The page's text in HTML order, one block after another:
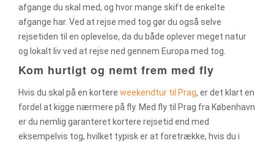
afgange du skal med, og hvor mange skift de enkelte
afgange har. Ved at rejse med tog gør du også selve
rejsetiden til en oplevelse, da du både oplever meget natur
og lokalt liv ved at rejse ned gennem Europa med tog.
Kom hurtigt og nemt frem med fly
Hvis du skal på en kortere weekendtur til Prag, er det klart en
fordel at kigge nærmere på fly. Med fly til Prag fra København
er du nemlig garanteret kortere rejsetid end med
eksempelvis tog, hvilket typisk er at foretrække, hvis du i